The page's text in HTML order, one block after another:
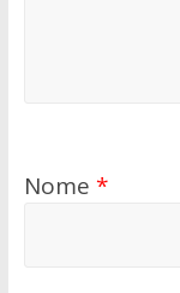
Nome *